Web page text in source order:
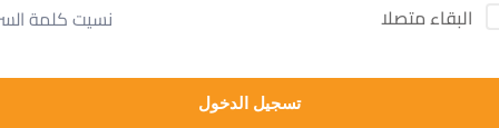
البقاء متصلا نسيت كلمة
تسجيل الدخول